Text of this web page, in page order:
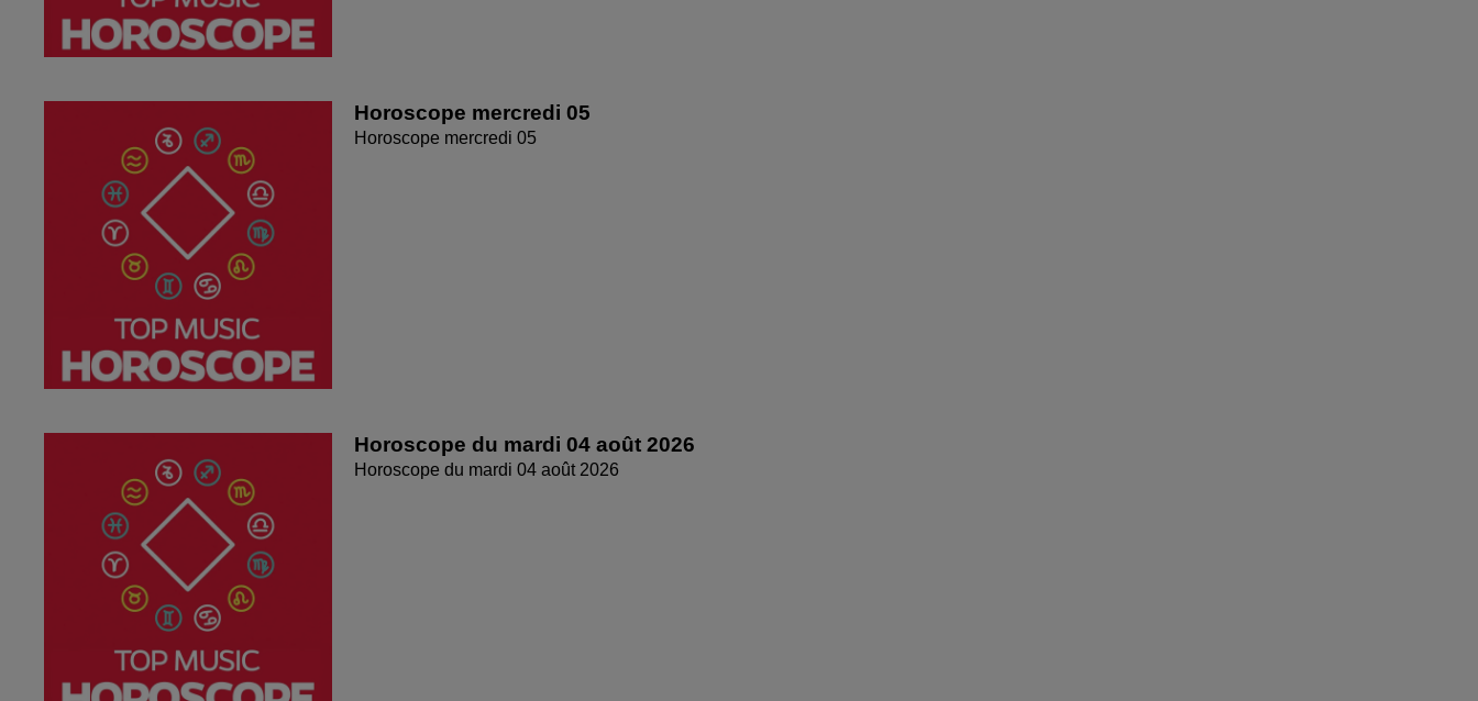
Horoscope mercredi 05
Horoscope mercredi 05
Horoscope du mardi 04 août 2026
Horoscope du mardi 04 août 2026